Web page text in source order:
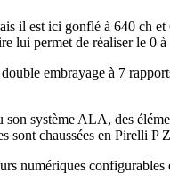
il est ici gonflé à 640 ch
lui permet de réaliser le 0
embrayage à 7
système ALA, des
sont chaussées en Pirelli P
numériques